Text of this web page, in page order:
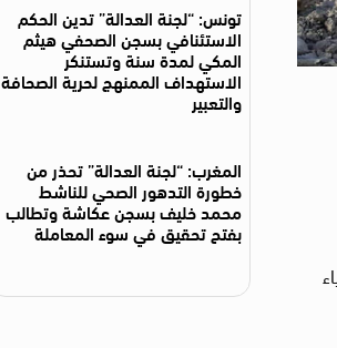
تونس: “لجنة العدالة” تدين الحكم
الاستئنافي بسجن الصحفي هيثم
المكي لمدة سنة وتستنكر
الاستهداف الممنهج لحرية الصحافة
والتعبير
المغرب: “لجنة العدالة” تحذر من
خطورة التدهور الصحي للناشط
محمد خليف بسجن عكاشة وتطالب
بفتح تحقيق في سوء المعاملة